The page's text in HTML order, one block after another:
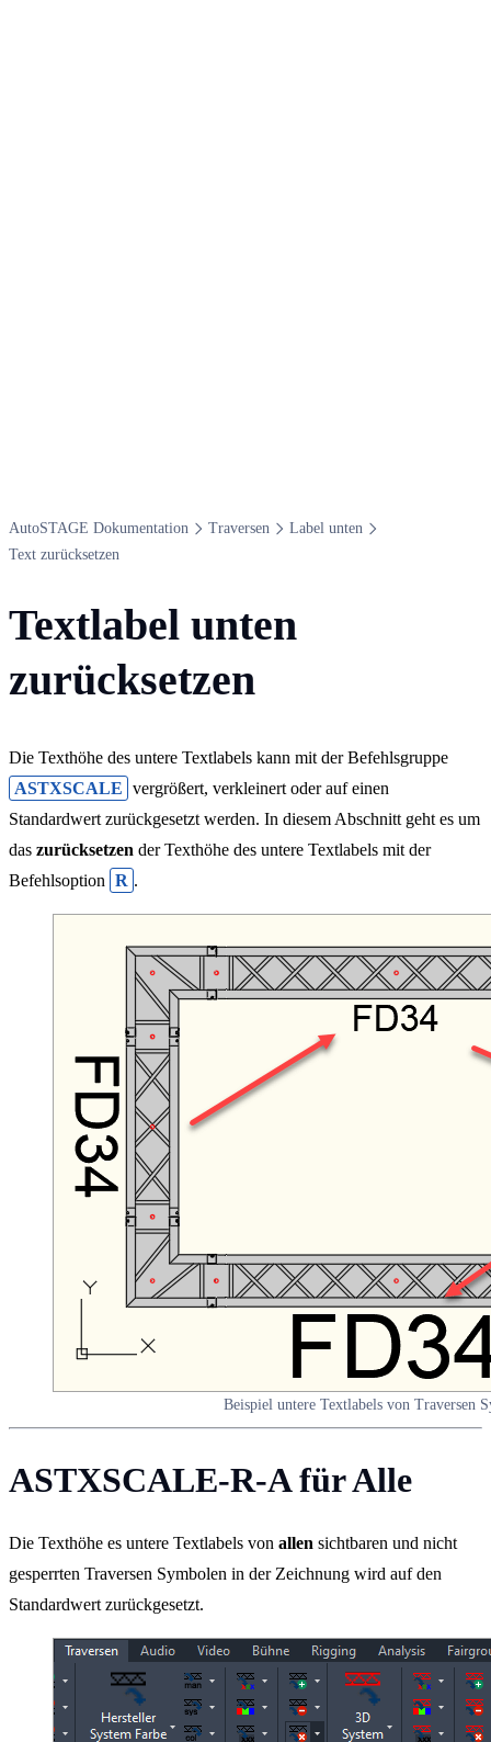
Auto​STAGE Dokumentation Traversen
Label unten
Text zurücksetzen
Textlabel unten
zurücksetzen
Die Texthöhe des untere Textlabels kann mit der Befehlsgruppe
ASTXSCALE vergrößert, verkleinert oder auf einen
Standardwert zurückgesetzt werden. In diesem Abschnitt geht es um
das zurücksetzen der Texthöhe des untere Textlabels mit der
Befehlsoption R .
Beispiel untere Textlabels von Traversen
ASTXSCALE-R-A für Alle
Die Texthöhe es untere Textlabels von allen sichtbaren und nicht
gesperrten Traversen Symbolen in der Zeichnung wird auf den
Standardwert zurückgesetzt.